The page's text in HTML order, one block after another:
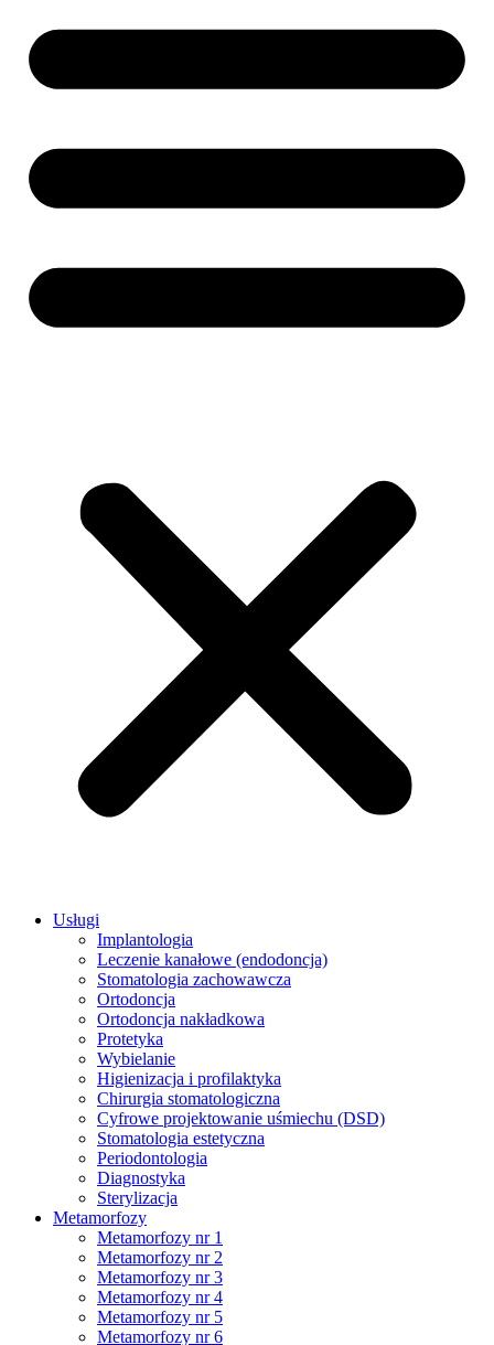
Usługi
Implantologia
Leczenie kanałowe (endodoncja)
Stomatologia zachowawcza
Ortodoncja
Ortodoncja nakładkowa
Protetyka
Wybielanie
Higienizacja i profilaktyka
Chirurgia stomatologiczna
Cyfrowe projektowanie uśmiechu (DSD)
Stomatologia estetyczna
Periodontologia
Diagnostyka
Sterylizacja
Metamorfozy
Metamorfozy nr 1
Metamorfozy nr 2
Metamorfozy nr 3
Metamorfozy nr 4
Metamorfozy nr 5
Metamorfozy nr 6